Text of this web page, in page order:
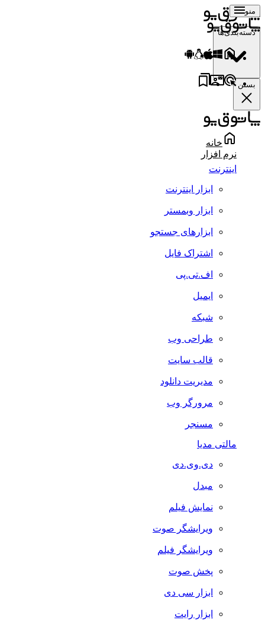
منو
دسته‌بندی‌ها
بستن
خانه
نرم افزار
اینترنت
ابزار اینترنت
ابزار وبمستر
ابزارهای جستجو
اشتراک فایل
اف.تی.پی
ایمیل
شبکه
طراحی وب
قالب سایت
مدیریت دانلود
مرورگر وب
مسنجر
مالتی مدیا
دی.وی.دی
مبدل
نمایش فیلم
ویرایشگر صوت
ویرایشگر فیلم
پخش صوت
ابزار سی دی
ابزار رایت